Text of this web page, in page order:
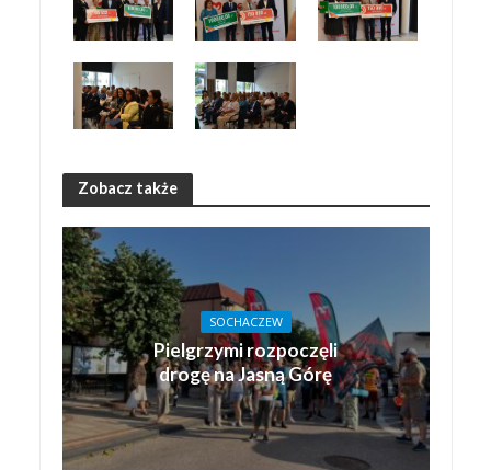
Zobacz także
SOCHACZEW
Pielgrzymi rozpoczęli
drogę na Jasną Górę